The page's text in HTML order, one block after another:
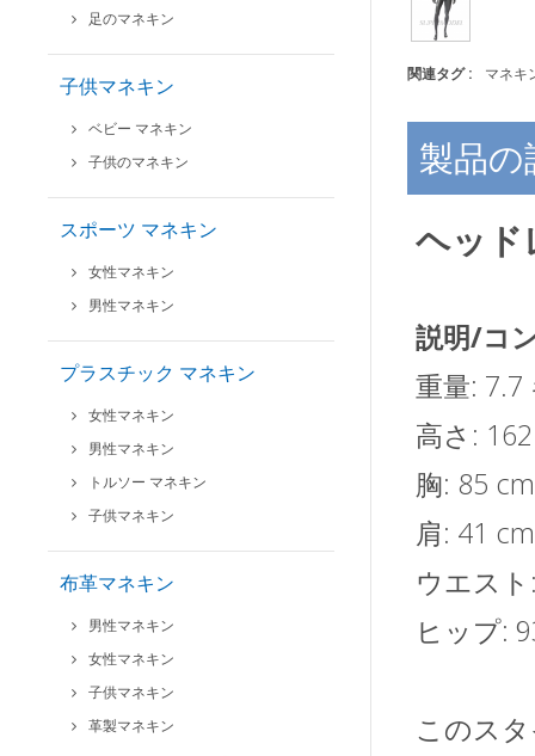
足のマネキン
子供マネキン
ベビー マネキン
子供のマネキン
スポーツ マネキン
女性マネキン
男性マネキン
プラスチック マネキン
女性マネキン
男性マネキン
トルソー マネキン
子供マネキン
布革マネキン
男性マネキン
女性マネキン
子供マネキン
革製マネキン
関連タグ : マネキ
製品の
ヘッド
説明/コ
重量:
高さ:
胸: 85
肩: 41
ウエス
ヒップ:
このス